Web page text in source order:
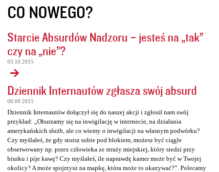
CO NOWEGO?
Starcie Absurdów Nadzoru – jesteś na „tak”
czy na „nie”?
03.10.2015
Dziennik Internautów zgłasza swój absurd
08.09.2015
Dziennik Internautów dołączył się do naszej akcji i zgłosił nam swój
przykład: „Oburzamy się na inwigilację w internecie, na działania
amerykańskich służb, ale co wiemy o inwigilacji na własnym podwórku?
Czy myślałeś, że gdy stoisz sobie pod blokiem, możesz być ciągle
obserwowany np. przez człowieka ze straży miejskiej, który siedzi przy
biurku i pije kawę? Czy myślałeś, ile naprawdę kamer może być w Twojej
okolicy? A może spojrzysz na mapkę, która może to ukazywać?”. Polecamy